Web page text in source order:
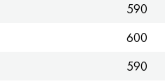
590
600
590